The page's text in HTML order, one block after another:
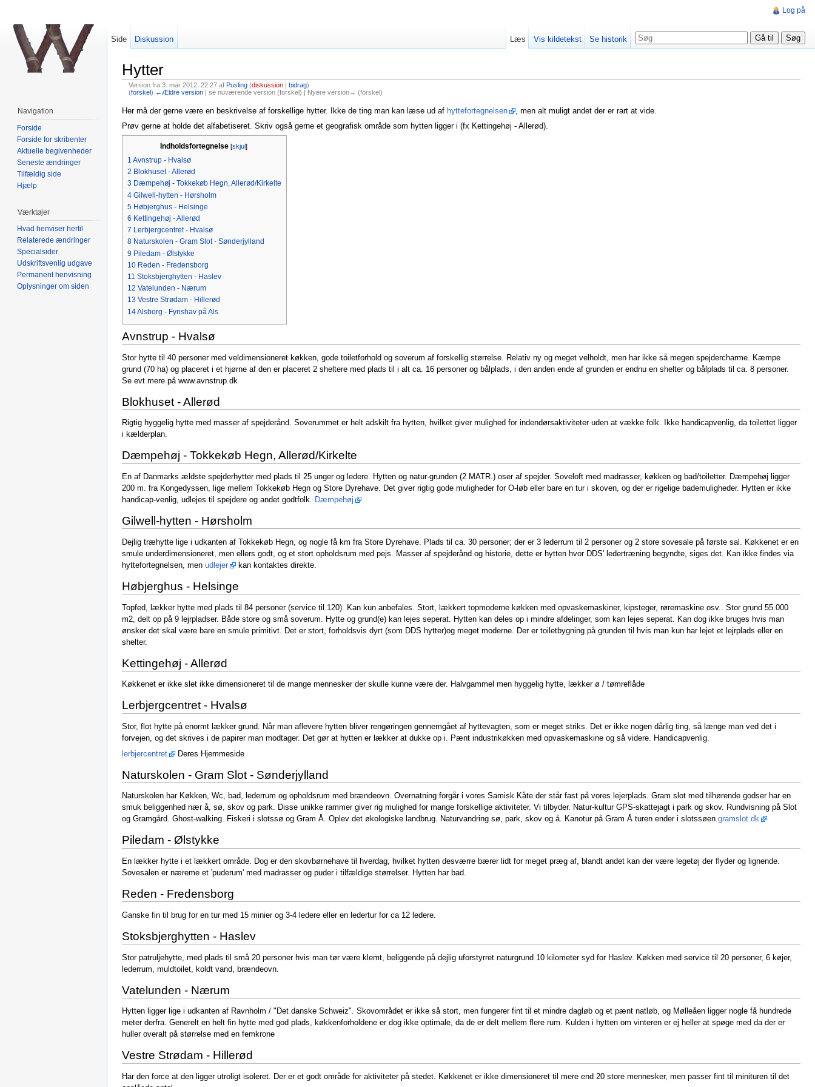
Hytter
Version fra 3. mar 2012, 22:27 af Pusling (diskussion| bidrag)
(forskel) ←Ældre version| se nuværende version (forskel) | Nyere version→ (forskel)
Her må der gerne være en beskrivelse af forskellige hytter. Ikke de ting man kan læse ud af hyttefortegnelsen
, men alt muligt andet der er rart at vide.
Prøv gerne at holde det alfabetiseret. Skriv også gerne et geografisk område som hytten ligger i (fx Kettingehøj - Allerød).
Indholdsfortegnelse[skjul]
1 Avnstrup - Hvalsø
2 Blokhuset - Allerød
3 Dæmpehøj - Tokkekøb Hegn, Allerød/Kirkelte
4 Gilwell-hytten - Hørsholm
5 Høbjerghus - Helsinge
6 Kettingehøj - Allerød
7 Lerbjergcentret - Hvalsø
8 Naturskolen - Gram Slot - Sønderjylland
9 Piledam - Ølstykke
10 Reden - Fredensborg
11 Stoksbjerghytten - Haslev
12 Vatelunden - Nærum
13 Vestre Strødam - Hillerød
14Alsborg - Fynshav på Als
Avnstrup - Hvalsø
Stor hytte til 40 personer med veldimensioneret køkken, gode toiletforhold og soverum af forskellig størrelse. Relativ ny og meget velholdt, men har ikke så megen spejdercharme. Kæmpe
grund (70 ha) og placeret i et hjørne af den er placeret 2 sheltere med plads til i alt ca. 16 personer og bålplads, i den anden ende af grunden er endnu en shelter og bålplads til ca. 8 personer.
Se evt mere på www.avnstrup.dk
Blokhuset - Allerød
Rigtig hyggelig hytte med masser af spejderånd. Soverummet er helt adskilt fra hytten, hvilket giver mulighed for indendørsaktiviteter uden at vække folk. Ikke handicapvenlig, da toilettet ligger
i kælderplan.
Dæmpehøj - Tokkekøb Hegn, Allerød/Kirkelte
En af Danmarks ældste spejderhytter med plads til 25 unger og ledere. Hytten og natur-grunden (2 MATR.) oser af spejder. Soveloft med madrasser, køkken og bad/toiletter. Dæmpehøj ligger
200 m. fra Kongedyssen, lige mellem Tokkekøb Hegn og Store Dyrehave. Det giver rigtig gode muligheder for O-løb eller bare en tur i skoven, og der er rigelige bademuligheder. Hytten er ikke
handicap-venlig, udlejes til spejdere og andet godtfolk. Dæmpehøj
Gilwell-hytten - Hørsholm
Dejlig træhytte lige i udkanten af Tokkekøb Hegn, og nogle få km fra Store Dyrehave. Plads til ca. 30 personer; der er 3 lederrum til 2 personer og 2 store sovesale på første sal. Køkkenet er en
smule underdimensioneret, men ellers godt, og et stort opholdsrum med pejs. Masser af spejderånd og historie, dette er hytten hvor DDS' ledertræning begyndte, siges det. Kan ikke findes via
hyttefortegnelsen, men udlejer kan kontaktes direkte.
Høbjerghus - Helsinge
Topfed, lækker hytte med plads til 84 personer (service til 120). Kan kun anbefales. Stort, lækkert topmoderne køkken med opvaskemaskiner, kipsteger, røremaskine osv.. Stor grund 55.000
m2, delt op på 9 lejrpladser. Både store og små soverum. Hytte og grund(e) kan lejes seperat. Hytten kan deles op i mindre afdelinger, som kan lejes seperat. Kan dog ikke bruges hvis man
ønsker det skal være bare en smule primitivt. Det er stort, forholdsvis dyrt (som DDS hytter)og meget moderne. Der er toiletbygning på grunden til hvis man kun har lejet et lejrplads eller en
shelter.
Kettingehøj - Allerød
Køkkenet er ikke slet ikke dimensioneret til de mange mennesker der skulle kunne være der. Halvgammel men hyggelig hytte, lækker ø / tømreflåde
Lerbjergcentret - Hvalsø
Stor, flot hytte på enormt lækker grund. Når man aflevere hytten bliver rengøringen gennemgået af hyttevagten, som er meget striks. Det er ikke nogen dårlig ting, så længe man ved det i
forvejen, og det skrives i de papirer man modtager. Det gør at hytten er lækker at dukke op i. Pænt industrikøkken med opvaskemaskine og så videre. Handicapvenlig.
lerbjercentret
Deres Hjemmeside
Naturskolen - Gram Slot - Sønderjylland
Naturskolen har Køkken, Wc, bad, lederrum og opholdsrum med brændeovn. Overnatning forgår i vores Samisk Kåte der står fast på vores lejerplads. Gram slot med tilhørende godser har en
smuk beliggenhed nær å, sø, skov og park. Disse unikke rammer giver rig mulighed for mange forskellige aktiviteter. Vi tilbyder. Natur-kultur GPS-skattejagt i park og skov. Rundvisning på Slot
og Gramgård. Ghost-walking. Fiskeri i slotssø og Gram Å. Oplev det økologiske landbrug. Naturvandring sø, park, skov og å. Kanotur på Gram Å turen ender i slotssøen.gramslot.dk
Piledam - Ølstykke
En lækker hytte i et lækkert område. Dog er den skovbørnehave til hverdag, hvilket hytten desværre bærer lidt for meget præg af, blandt andet kan der være legetøj der flyder og lignende.
Sovesalen er næreme et 'puderum' med madrasser og puder i tilfældige størrelser. Hytten har bad.
Reden - Fredensborg
Ganske fin til brug for en tur med 15 minier og 3-4 ledere eller en ledertur for ca 12 ledere.
Stoksbjerghytten - Haslev
Stor patruljehytte, med plads til små 20 personer hvis man tør være klemt, beliggende på dejlig uforstyrret naturgrund 10 kilometer syd for Haslev. Køkken med service til 20 personer, 6 køjer,
lederrum, muldtoilet, koldt vand, brændeovn.
Vatelunden - Nærum
Hytten ligger lige i udkanten af Ravnholm / "Det danske Schweiz". Skovområdet er ikke så stort, men fungerer fint til et mindre dagløb og et pænt natløb, og Mølleåen ligger nogle få hundrede
meter derfra. Generelt en helt fin hytte med god plads, køkkenforholdene er dog ikke optimale, da de er delt mellem flere rum. Kulden i hytten om vinteren er ej heller at spøge med da der er
huller overalt på størrelse med en femkrone
Vestre Strødam - Hillerød
Har den force at den ligger utroligt isoleret. Der er et godt område for aktiviteter på stedet. Køkkenet er ikke dimensioneret til mere end 20 store mennesker, men passer fint til minituren til det
Log på
Side Diskussion Læs Vis kildetekst Se historik
Navigation
Forside
Forside for skribenter
Aktuelle begivenheder
Seneste ændringer
Tilfældig side
Hjælp
Værktøjer
Hvad henviser hertil
Relaterede ændringer
Specialsider
Udskriftsvenlig udgave
Permanent henvisning
Oplysninger om siden